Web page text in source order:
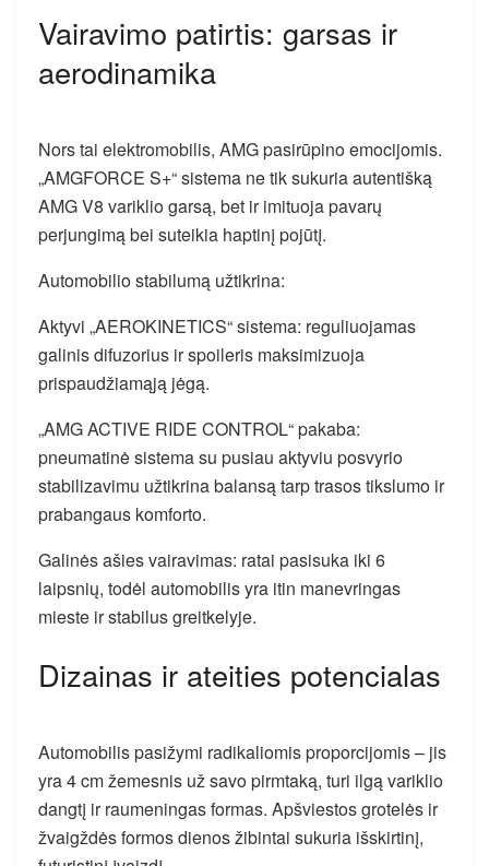
Vairavimo patirtis: garsas ir
aerodinamika
Nors tai elektromobilis, AMG pasirūpino emocijomis.
„AMGFORCE S+“ sistema ne tik sukuria autentišką
AMG V8 variklio garsą, bet ir imituoja pavarų
perjungimą bei suteikia haptinį pojūtį.
Automobilio stabilumą užtikrina:
Aktyvi „AEROKINETICS“ sistema: reguliuojamas
galinis difuzorius ir spoileris maksimizuoja
prispaudžiamąją jėgą.
„AMG ACTIVE RIDE CONTROL“ pakaba:
pneumatinė sistema su pusiau aktyviu posvyrio
stabilizavimu užtikrina balansą tarp trasos tikslumo ir
prabangaus komforto.
Galinės ašies vairavimas: ratai pasisuka iki 6
laipsnių, todėl automobilis yra itin manevringas
mieste ir stabilus greitkelyje.
Dizainas ir ateities potencialas
Automobilis pasižymi radikaliomis proporcijomis – jis
yra 4 cm žemesnis už savo pirmtaką, turi ilgą variklio
dangtį ir raumeningas formas. Apšviestos grotelės ir
žvaigždės formos dienos žibintai sukuria išskirtinį,